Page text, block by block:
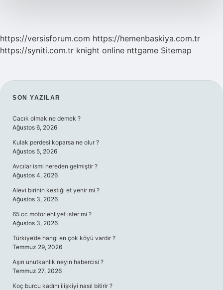
https://versisforum.com https://hemenbaskiya.com.tr
https://syniti.com.tr knight online nttgame Sitemap
SIDEBAR
SON YAZILAR
Cacık olmak ne demek ?
Ağustos 6, 2026
Kulak perdesi koparsa ne olur ?
Ağustos 5, 2026
Avcılar ismi nereden gelmiştir ?
Ağustos 4, 2026
Alevi birinin kestiği et yenir mi ?
Ağustos 3, 2026
65 cc motor ehliyet ister mi ?
Ağustos 3, 2026
Türkiye’de hangi en çok köyü vardır ?
Temmuz 29, 2026
Aşırı unutkanlık neyin habercisi ?
Temmuz 27, 2026
Koç burcu kadını ilişkiyi nasıl bitirir ?